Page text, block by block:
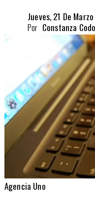
Jueves, 21 De
Constanza
Por
Agencia Uno